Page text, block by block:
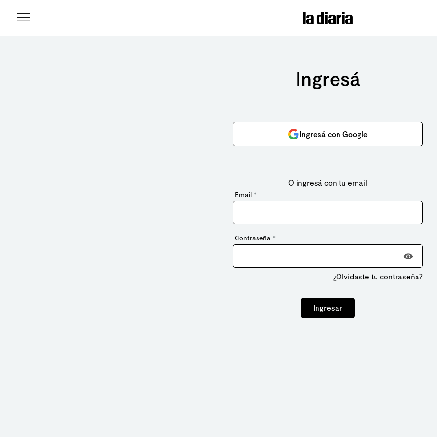
Ingresá
Ingresá con Google
O ingresá con tu email
Email *
Contraseña *
¿Olvidaste tu contraseña?
Ingresar